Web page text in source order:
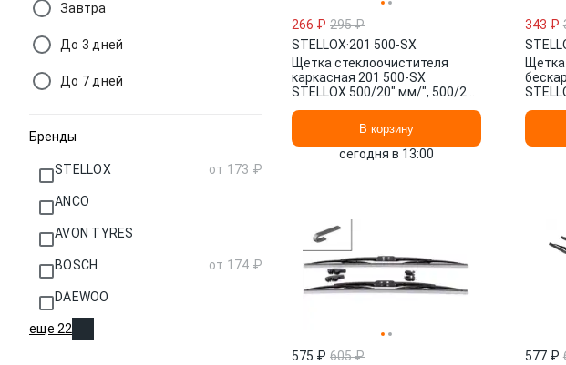
Завтра
До 3 дней
До 7 дней
Бренды
STELLOX от 173 ₽
ANCO
AVON TYRES
BOSCH от 174 ₽
DAEWOO
еще 22
266 ₽ 295 ₽
STELLOX·201 500-SX
Щетка стеклоочистителя
каркасная 201 500-SX
STELLOX 500/20" мм/", 500/20"
В корзину
сегодня в 13:00
343 ₽
Щетка
575 ₽ 605 ₽
577 ₽